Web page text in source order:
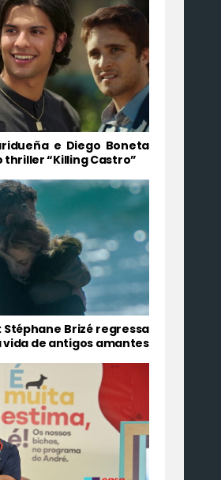
e Diego Boneta
“Killing Castro”
Stéphane Brizé regressa
de antigos amantes